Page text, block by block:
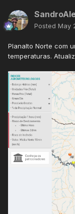
Posted May
Planalto Norte com
temperaturas.